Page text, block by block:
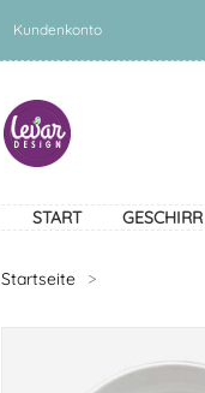
Kundenkonto
START GESCHIRR
Startseite >